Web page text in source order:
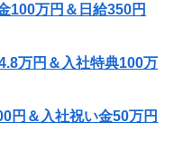
100万円＆日給350円
万円＆入社特典100万
円＆入社祝い金50万円